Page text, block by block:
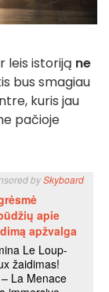
leis istoriją ne
bus smagiau
kuris jau
pačioje